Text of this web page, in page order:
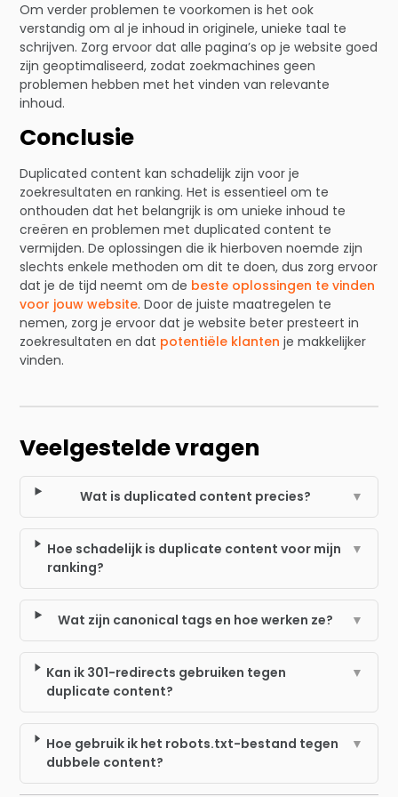
Om verder problemen te voorkomen is het ook
verstandig om al je inhoud in originele, unieke taal te
schrijven. Zorg ervoor dat alle pagina’s op je website goed
zijn geoptimaliseerd, zodat zoekmachines geen
problemen hebben met het vinden van relevante
inhoud.
Conclusie
Duplicated content kan schadelijk zijn voor je
zoekresultaten en ranking. Het is essentieel om te
onthouden dat het belangrijk is om unieke inhoud te
creëren en problemen met duplicated content te
vermijden. De oplossingen die ik hierboven noemde zijn
slechts enkele methoden om dit te doen, dus zorg ervoor
dat je de tijd neemt om de beste oplossingen te vinden
voor jouw website. Door de juiste maatregelen te
nemen, zorg je ervoor dat je website beter presteert in
zoekresultaten en dat potentiële klanten je makkelijker
vinden.
Veelgestelde vragen
Wat is duplicated content precies? ▼
Hoe schadelijk is duplicate content voor mijn
ranking?
▼
Wat zijn canonical tags en hoe werken ze? ▼
Kan ik 301-redirects gebruiken tegen
duplicate content?
▼
Hoe gebruik ik het robots.txt-bestand tegen
dubbele content?
▼